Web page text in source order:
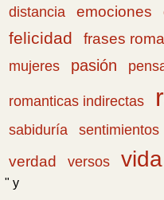
distancia emociones
felicidad frases
mujeres
pasión
romanticas indirectas
sabiduría sentimientos
verdad
versos vida
" y